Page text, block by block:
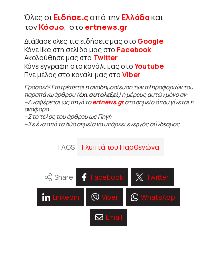
Όλες οιΕιδήσειςαπό τηνΕλλάδακαι
τονΚόσμο, στο ertnews.gr
Διάβασε όλες τις ειδήσεις μας στο Google
Κάνε like στη σελίδα μας στο Facebook
Ακολούθησε μας στο Twitter
Κάνε εγγραφή στο κανάλι μας στοYoutube
Γίνε μέλος στο κανάλι μας στο Viber
Προσοχή! Επιτρέπεται η αναδημοσίευση των πληροφοριών του
παραπάνω άρθρου (όχι αυτολεξεί) ή μέρους αυτών μόνο αν:
– Αναφέρεται ως πηγή τοertnews.grστο σημείο όπου γίνεται η
αναφορά.
– Στο τέλος του άρθρου ως Πηγή
– Σε ένα από τα δύο σημεία να υπάρχει ενεργός σύνδεσμος
TAGS Γλυπτά του Παρθενώνα
Share Facebook Twitter
Linkedin Viber WhatsApp
Email